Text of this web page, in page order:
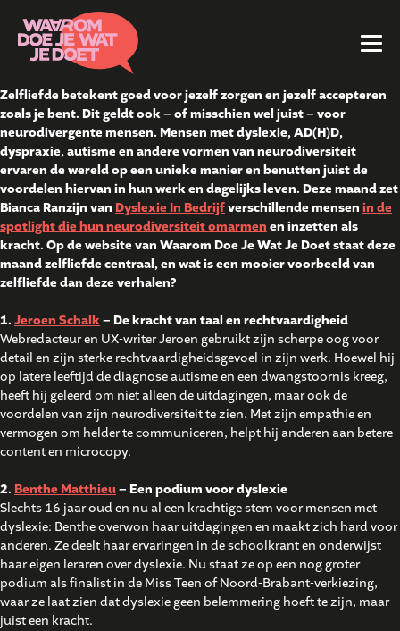
Zelfliefde betekent goed voor jezelf zorgen en jezelf accepteren
zoals je bent. Dit geldt ook – of misschien wel juist – voor
neurodivergente mensen. Mensen met dyslexie, AD(H)D,
dyspraxie, autisme en andere vormen van neurodiversiteit
ervaren de wereld op een unieke manier en benutten juist de
voordelen hiervan in hun werk en dagelijks leven. Deze maand zet
Bianca Ranzijn van Dyslexie In Bedrijfverschillende mensen in de
spotlight die hun neurodiversiteit omarmen en inzetten als
kracht. Op de website van Waarom Doe Je Wat Je Doet staat deze
maand zelfliefde centraal, en wat is een mooier voorbeeld van
zelfliefde dan deze verhalen?
1. Jeroen Schalk– De kracht van taal en rechtvaardigheid
Webredacteur en UX-writer Jeroen gebruikt zijn scherpe oog voor
detail en zijn sterke rechtvaardigheidsgevoel in zijn werk. Hoewel hij
op latere leeftijd de diagnose autisme en een dwangstoornis kreeg,
heeft hij geleerd om niet alleen de uitdagingen, maar ook de
voordelen van zijn neurodiversiteit te zien. Met zijn empathie en
vermogen om helder te communiceren, helpt hij anderen aan betere
content en microcopy.
2. Benthe Matthieu– Een podium voor dyslexie
Slechts 16 jaar oud en nu al een krachtige stem voor mensen met
dyslexie: Benthe overwon haar uitdagingen en maakt zich hard voor
anderen. Ze deelt haar ervaringen in de schoolkrant en onderwijst
haar eigen leraren over dyslexie. Nu staat ze op een nog groter
podium als finalist in de Miss Teen of Noord-Brabant-verkiezing,
waar ze laat zien dat dyslexie geen belemmering hoeft te zijn, maar
juist een kracht.